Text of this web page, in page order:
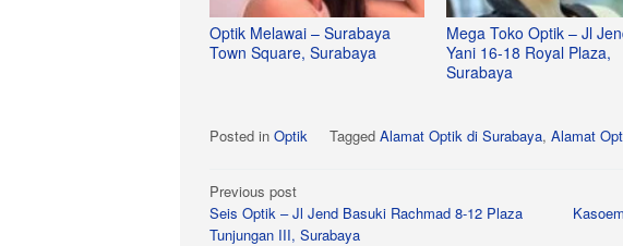
Optik Melawai – Surabaya
Town Square, Surabaya
Mega Toko Optik – Jl
Yani 16-18 Royal Plaza,
Surabaya
Posted in Optik Tagged Alamat Optik di Surabaya, Alamat
Post
navigation
Previous post
Seis Optik – Jl Jend Basuki Rachmad 8-12 Plaza
Tunjungan III, Surabaya